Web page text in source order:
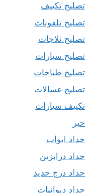
تصليح تكييف
تصليح تلفونات
تصليح ثلاجات
تصليح سيارات
تصليح طباخات
تصليح غسالات
تكييف سيارات
حبر
حداد ابواب
حداد درابزين
حداد درج حديد
حداد ديوانيات